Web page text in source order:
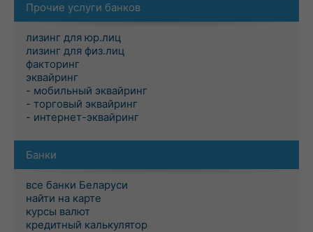
Прочие услуги банков
лизинг для юр.лиц
лизинг для физ.лиц
факторинг
эквайринг
- мобильный эквайринг
- торговый эквайринг
- интернет-эквайринг
Банки
все банки Беларуси
найти на карте
курсы валют
кредитный калькулятор